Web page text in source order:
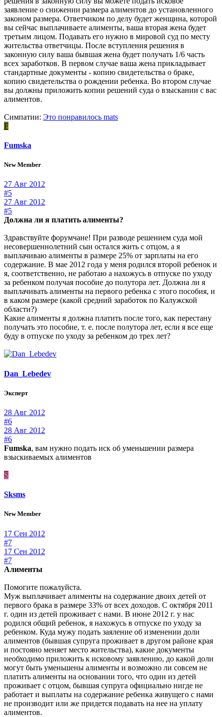
заявление о снижении размера алиментов до установленного
законом размера. Ответчиком по делу будет женщина, которой
вы сейчас выплачиваете алименты, ваша вторая жена будет
третьим лицом. Подавать его нужно в мировой суд по месту
жительства ответчицы. После вступления решения в
законную силу ваша бывшая жена будет получать 1/6 часть
всех заработков. В первом случае ваша жена прикладывает
стандартные документы - копию свидетельства о браке,
копию свидетельства о рождении ребенка. Во втором случае
вы должны приложить копии решений суда о взыскании с вас
алиментов.
Симпатии: Это понравилось mats
F
Fumska
New Member
27 Авг 2012
#5
27 Авг 2012
#5
Должна ли я платить алименты?
Здравствуйте форумчане! При разводе решением суда мой
несовершеннолетний сын остался жить с отцом, а я
выплачиваю алименты в размере 25% от зарплаты на его
содержание. В мае 2012 года у меня родился второй ребенок и
я, соответственно, не работаю а нахожусь в отпуске по уходу
за ребенком получая пособие до полутора лет. Должна ли я
выплачивать алименты на первого ребенка с этого пособия, и
в каком размере (какой средний заработок по Калужской
области?)
Какие алименты я должна платить после того, как перестану
получать это пособие, т. е. после полутора лет, если я все еще
буду в отпуске по уходу за ребенком до трех лет?
Dan_Lebedev
Эксперт
28 Авг 2012
#6
28 Авг 2012
#6
Fumska, вам нужно подать иск об уменьшении размера
взыскиваемых алиментов
S
Sksms
New Member
17 Сен 2012
#7
17 Сен 2012
#7
Алименты
Помогите пожалуйста.
Муж выплачивает алименты на содержание двоих детей от
первого брака в размере 33% от всех доходов. С октября 2011
г. один из детей проживает с нами. В июне 2012 г. у нас
родился общий ребенок, я нахожусь в отпуске по уходу за
ребенком. Куда мужу подать заяление об изменении доли
алиментов (бывшая супруга проживает в другом районе края
и постояно меняет место жительства), какие документы
необходимо приложить к исковому заявлению, до какой доли
могут быть уменьшены алименты и возможно ли совсем не
платить алименты на основании того, что один из детей
проживает с отцом, бывшая супруга официально нигде не
работает и выплаты на содержание ребенка живущего с нами
не производит или же придется подавать на нее на уплату
алиментов.